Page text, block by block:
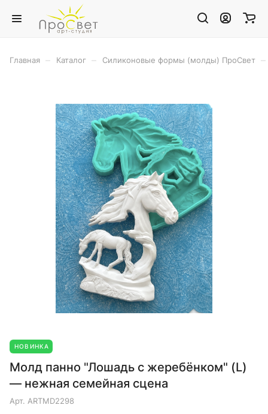
Главная Каталог Силиконовые формы (молды) ПроСвет
НОВИНКА
Молд панно "Лошадь с жеребёнком" (L)
— нежная семейная сцена
Арт. ARTMD2298